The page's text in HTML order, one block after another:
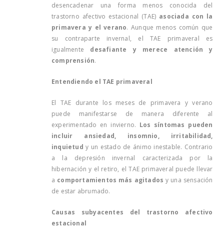
desencadenar una forma menos conocida del
trastorno afectivo estacional (TAE) asociada con la
primavera y el verano. Aunque menos común que
su contraparte invernal, el TAE primaveral es
igualmente desafiante y merece atención y
comprensión.
Entendiendo el TAE primaveral
El TAE durante los meses de primavera y verano
puede manifestarse de manera diferente al
experimentado en invierno. Los síntomas pueden
incluir ansiedad, insomnio, irritabilidad,
inquietud y un estado de ánimo inestable. Contrario
a la depresión invernal caracterizada por la
hibernación y el retiro, el TAE primaveral puede llevar
a comportamientos más agitados y una sensación
de estar abrumado.
Causas subyacentes del trastorno afectivo
estacional